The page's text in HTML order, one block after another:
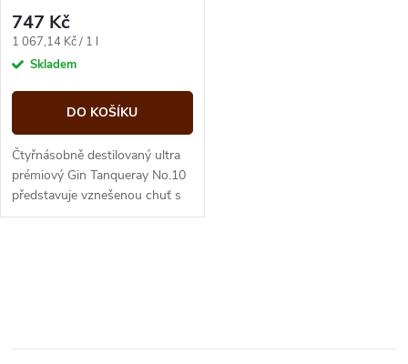
747 Kč
Měrná
cena:
1 067,14 Kč / 1 l
Skladem
DO KOŠÍKU
Čtyřnásobně destilovaný ultra
prémiový Gin Tanqueray No.10
představuje vznešenou chuť s
jemnými tóny čerstvých citrusů
l